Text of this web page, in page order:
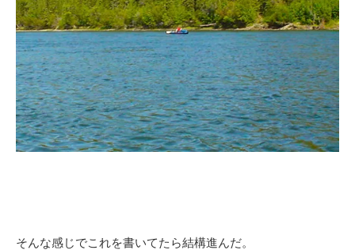
そんな感じでこれを書いてたら結構進んだ。